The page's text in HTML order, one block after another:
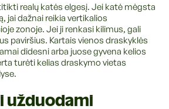
realų katės elgesį. Jei katė mėgsta
jai dažnai reikia vertikalios
zonoje. Jei ji renkasi kilimus, gali
paviršius. Kartais vienos draskyklės
didesni arba juose gyvena kelios
turėti kelias draskymo vietas
užduodami